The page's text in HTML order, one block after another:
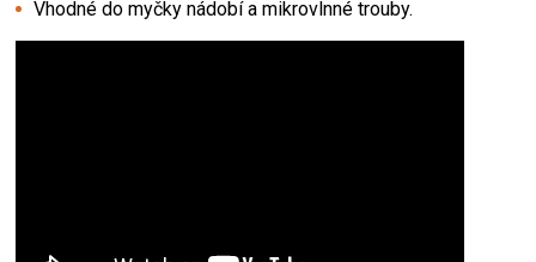
Vhodné do myčky nádobí a mikrovlnné trouby.